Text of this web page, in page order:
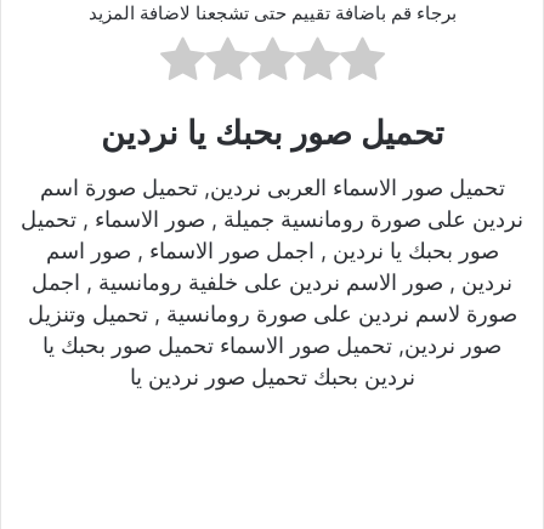
برجاء قم باضافة تقييم حتى تشجعنا لاضافة المزيد
تحميل صور بحبك يا نردين
تحميل صور الاسماء العربى نردين, تحميل صورة اسم
نردين على صورة رومانسية جميلة , صور الاسماء , تحميل
صور بحبك يا نردين , اجمل صور الاسماء , صور اسم
نردين , صور الاسم نردين على خلفية رومانسية , اجمل
صورة لاسم نردين على صورة رومانسية , تحميل وتنزيل
صور نردين, تحميل صور الاسماء تحميل صور بحبك يا
نردين بحبك تحميل صور نردين يا